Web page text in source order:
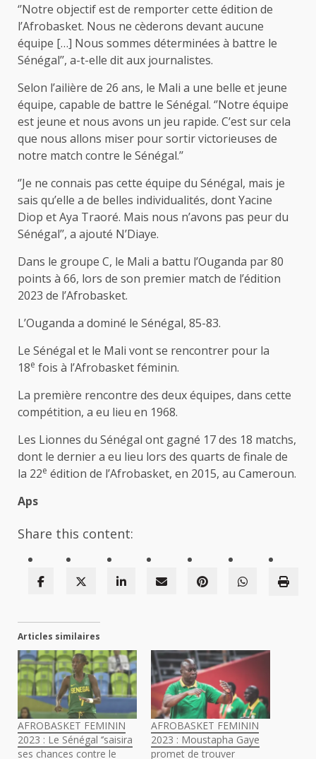
‘’Notre objectif est de remporter cette édition de
l’Afrobasket. Nous ne cèderons devant aucune
équipe […] Nous sommes déterminées à battre le
Sénégal’’, a-t-elle dit aux journalistes.
Selon l’ailière de 26 ans, le Mali a une belle et jeune
équipe, capable de battre le Sénégal. ‘’Notre équipe
est jeune et nous avons un jeu rapide. C’est sur cela
que nous allons miser pour sortir victorieuses de
notre match contre le Sénégal.’’
‘’Je ne connais pas cette équipe du Sénégal, mais je
sais qu’elle a de belles individualités, dont Yacine
Diop et Aya Traoré. Mais nous n’avons pas peur du
Sénégal’’, a ajouté N’Diaye.
Dans le groupe C, le Mali a battu l’Ouganda par 80
points à 66, lors de son premier match de l’édition
2023 de l’Afrobasket.
L’Ouganda a dominé le Sénégal, 85-83.
Le Sénégal et le Mali vont se rencontrer pour la
18e fois à l’Afrobasket féminin.
La première rencontre des deux équipes, dans cette
compétition, a eu lieu en 1968.
Les Lionnes du Sénégal ont gagné 17 des 18 matchs,
dont le dernier a eu lieu lors des quarts de finale de
la 22e édition de l’Afrobasket, en 2015, au Cameroun.
Aps
Share this content:
Articles similaires
AFROBASKET FEMININ
2023 : Le Sénégal ‘’saisira
ses chances contre le
AFROBASKET FEMININ
2023 : Moustapha Gaye
promet de trouver